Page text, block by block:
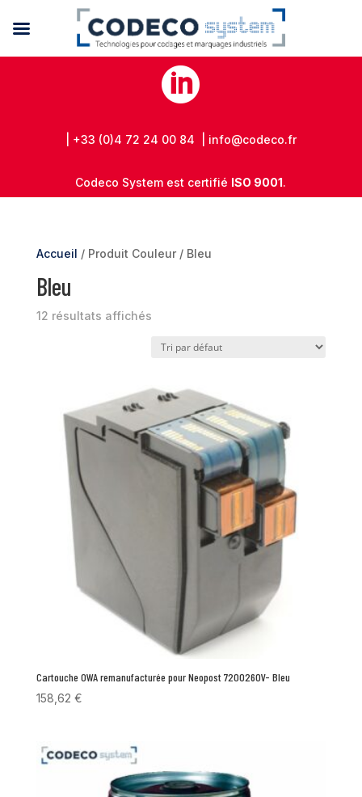

| +33 (0)4 72 24 00 84 | info@codeco.fr
Codeco System est certifié ISO 9001.
Accueil / Produit Couleur / Bleu
Bleu
12 résultats affichés
Cartouche OWA remanufacturée pour Neopost 7200260V- Bleu
158,62 €